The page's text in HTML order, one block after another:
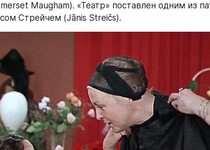
Maugham). «Театр» поставлен одним из
Стрейчем (Jānis Streičs).